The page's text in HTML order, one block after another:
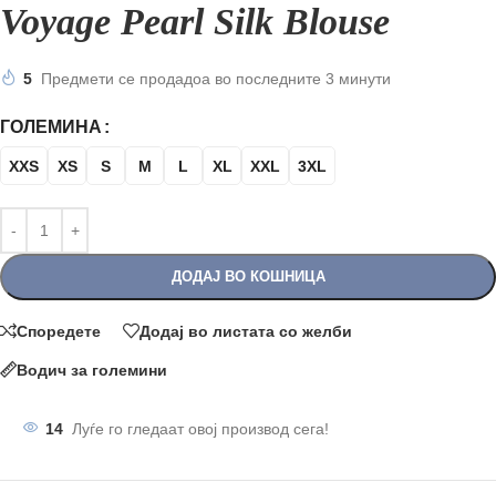
Voyage Pearl Silk Blouse
5 Предмети се продадоа во последните 3 минути
ГОЛЕМИНА
XXS XS S M L XL XXL 3XL
ДОДАЈ ВО КОШНИЦА
Споредете Додај во листата со желби
Водич за големини
14 Луѓе го гледаат овој производ сега!